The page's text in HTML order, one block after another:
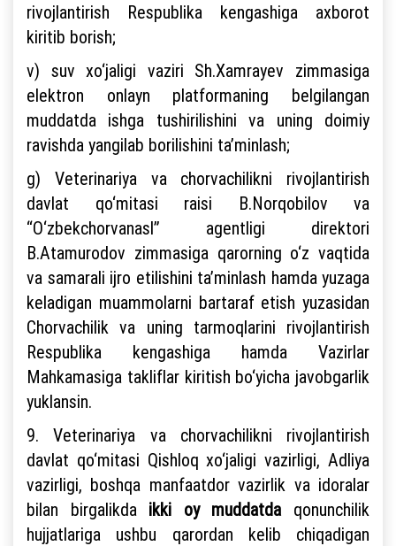
rivojlantirish Respublika kengashiga axborot
kiritib borish;
v) suv xo‘jaligi vaziri Sh.Xamrayev zimmasiga
elektron onlayn platformaning belgilangan
muddatda ishga tushirilishini va uning doimiy
ravishda yangilab borilishini ta’minlash;
g) Veterinariya va chorvachilikni rivojlantirish
davlat qo‘mitasi raisi B.Norqobilov va
“O‘zbekchorvanasl” agentligi direktori
B.Atamurodov zimmasiga qarorning o‘z vaqtida
va samarali ijro etilishini ta’minlash hamda yuzaga
keladigan muammolarni bartaraf etish yuzasidan
Chorvachilik va uning tarmoqlarini rivojlantirish
Respublika kengashiga hamda Vazirlar
Mahkamasiga takliflar kiritish bo‘yicha javobgarlik
yuklansin.
9. Veterinariya va chorvachilikni rivojlantirish
davlat qo‘mitasi Qishloq xo‘jaligi vazirligi, Adliya
vazirligi, boshqa manfaatdor vazirlik va idoralar
bilan birgalikda ikki oy muddatdaqonunchilik
hujjatlariga ushbu qarordan kelib chiqadigan